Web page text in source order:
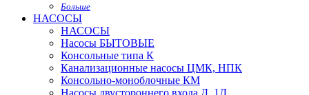
Больше
НАСОСЫ
НАСОСЫ
Насосы БЫТОВЫЕ
Консольные типа К
Канализационные насосы ЦМК, НПК
Консольно-моноблочные КМ
Насосы двустороннего входа Д, 1Д